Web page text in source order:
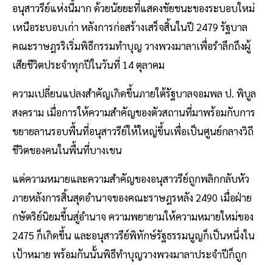
อนุสาวรีย์แห่งนี้มาก ด้วยนัยยะที่แสดงชัยชนะของระบอบใหม่
เหนือระบอบเก่า หลังการก่อสร้างเสร็จสิ้นในปี 2479 รัฐบาล
คณะราษฎรริเริ่มพิธีกรรมทำบุญ วางพวงมาลาเพื่อรำลึกถึงผู้
เสียชีวิตประจำทุกปีในวันที่ 14 ตุลาคม
ความเปลี่ยนแปลงสำคัญเกิดขึ้นภายใต้รัฐบาลจอมพล ป. พิบูล
สงคราม เมื่อการให้ความสำคัญของตัวสถานที่มาพร้อมกับการ
ขยายลานรอบพื้นที่อนุสาวรีย์ให้ใหญ่ขึ้นเพื่อเป็นศูนย์กลางวิถี
ชีวิตของคนในพื้นที่บางเขน
แต่ความหมายและความสำคัญของอนุสาวรีย์ถูกพลิกกลับหัว
ภายหลังการสิ้นสุดอำนาจของคณะราษฎรหลัง 2490 เมื่อฝ่าย
กษัตริย์นิยมขึ้นสู่อำนาจ ความพยายามให้ความหมายใหม่ของ
2475 ก็เกิดขึ้น และอนุสาวรีย์พิทักษ์รัฐธรรมนูญก็เป็นหนึ่งใน
เป้าหมาย พร้อมกันนั้นพิธีทำบุญวางพวงมาลาประจำปีก็ถูก